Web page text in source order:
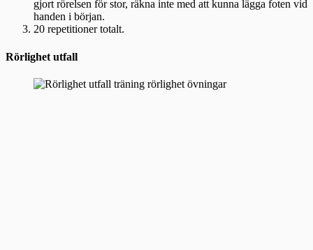
gjort rörelsen för stor, räkna inte med att kunna lägga foten vid
handen i början.
20 repetitioner totalt.
Rörlighet utfall